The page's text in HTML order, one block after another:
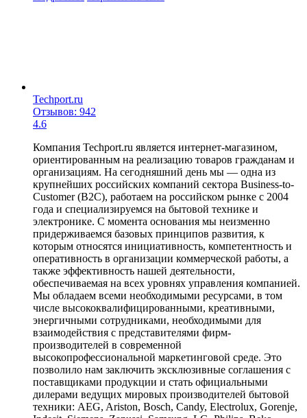
Techport.ru
Отзывов: 942
4.6
Компания Techport.ru является интернет-магазином,
ориентированным на реализацию товаров гражданам и
организациям. На сегодняшний день мы — одна из
крупнейших российских компаний сектора Business-to-
Customer (B2C), работаем на российском рынке с 2004
года и специализируемся на бытовой технике и
электронике. С момента основания мы неизменно
придерживаемся базовых принципов развития, к
которым относятся инициативность, компетентность и
оперативность в организации коммерческой работы, а
также эффективность нашей деятельности,
обеспечиваемая на всех уровнях управления компанией.
Мы обладаем всеми необходимыми ресурсами, в том
числе высококвалифицированными, креативными,
энергичными сотрудниками, необходимыми для
взаимодействия с представителями фирм-
производителей в современной
высокопрофессиональной маркетинговой среде. Это
позволило нам заключить эксклюзивные соглашения с
поставщиками продукции и стать официальными
дилерами ведущих мировых производителей бытовой
техники: AEG, Ariston, Bosch, Candy, Electrolux, Gorenje,